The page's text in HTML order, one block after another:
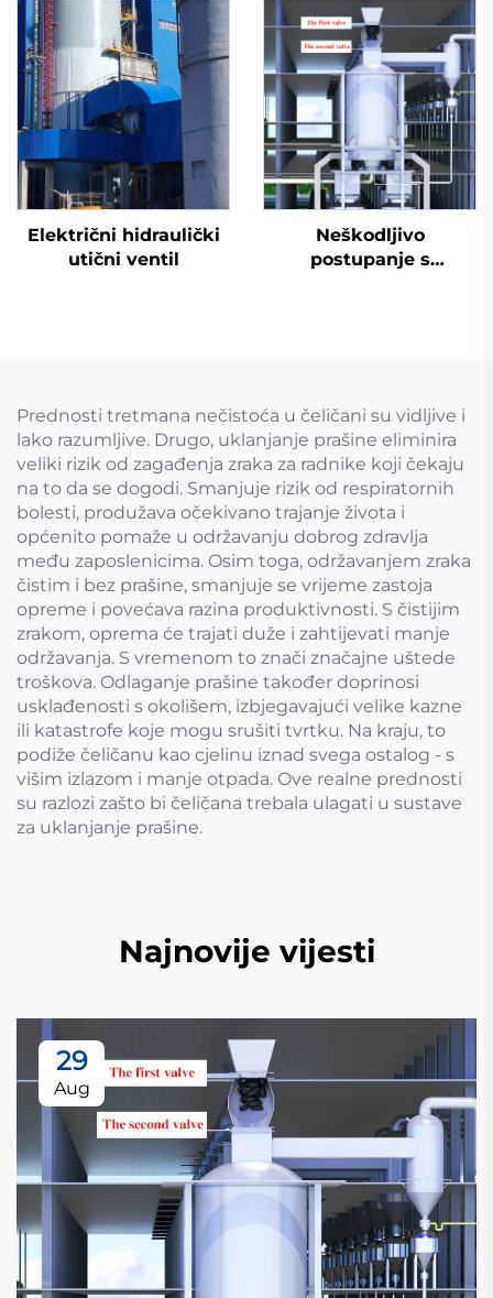
Električni hidraulički
utični ventil
Neškodljivo
postupanje s
Prednosti tretmana nečistoća u čeličani su vidljive i
lako razumljive. Drugo, uklanjanje prašine eliminira
veliki rizik od zagađenja zraka za radnike koji čekaju
na to da se dogodi. Smanjuje rizik od respiratornih
bolesti, produžava očekivano trajanje života i
općenito pomaže u održavanju dobrog zdravlja
među zaposlenicima. Osim toga, održavanjem zraka
čistim i bez prašine, smanjuje se vrijeme zastoja
opreme i povećava razina produktivnosti. S čistijim
zrakom, oprema će trajati duže i zahtijevati manje
održavanja. S vremenom to znači značajne uštede
troškova. Odlaganje prašine također doprinosi
usklađenosti s okolišem, izbjegavajući velike kazne
ili katastrofe koje mogu srušiti tvrtku. Na kraju, to
podiže čeličanu kao cjelinu iznad svega ostalog - s
višim izlazom i manje otpada. Ove realne prednosti
su razlozi zašto bi čeličana trebala ulagati u sustave
za uklanjanje prašine.
Najnovije vijesti
29
Aug